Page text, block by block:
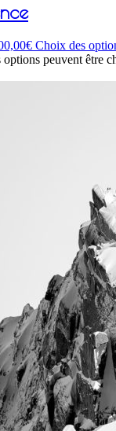
€ Choix des
peuvent être